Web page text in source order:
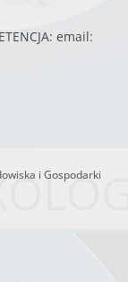
email:
i Gospodarki